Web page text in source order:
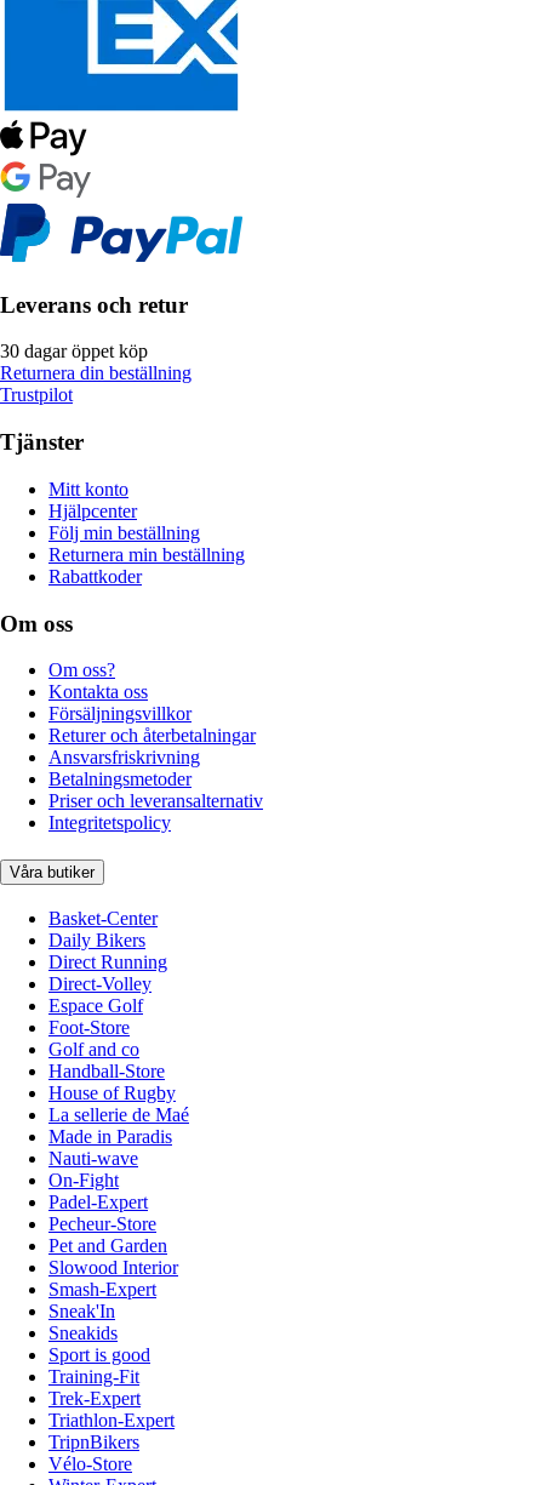
Leverans och retur
30 dagar öppet köp
Returnera din beställning
Trustpilot
Tjänster
Mitt konto
Hjälpcenter
Följ min beställning
Returnera min beställning
Rabattkoder
Om oss
Om oss?
Kontakta oss
Försäljningsvillkor
Returer och återbetalningar
Ansvarsfriskrivning
Betalningsmetoder
Priser och leveransalternativ
Integritetspolicy
Våra butiker
Basket-Center
Daily Bikers
Direct Running
Direct-Volley
Espace Golf
Foot-Store
Golf and co
Handball-Store
House of Rugby
La sellerie de Maé
Made in Paradis
Nauti-wave
On-Fight
Padel-Expert
Pecheur-Store
Pet and Garden
Slowood Interior
Smash-Expert
Sneak'In
Sneakids
Sport is good
Training-Fit
Trek-Expert
Triathlon-Expert
TripnBikers
Vélo-Store